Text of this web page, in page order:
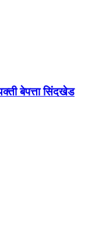
बेपत्ता सिंदखेड